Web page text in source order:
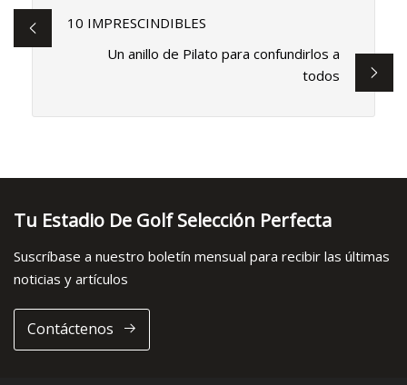
10 IMPRESCINDIBLES
Un anillo de Pilato para confundirlos a
todos
Tu Estadio De Golf Selección Perfecta
Suscríbase a nuestro boletín mensual para recibir las últimas
noticias y artículos
Contáctenos